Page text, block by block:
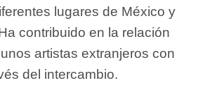
lugares de México y
contribuido en la relación
artistas extranjeros con
del intercambio.